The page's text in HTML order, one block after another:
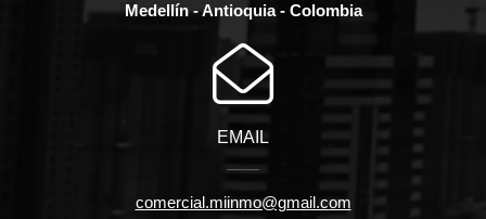
Medellín - Antioquia - Colombia
EMAIL
comercial.miinmo@gmail.com